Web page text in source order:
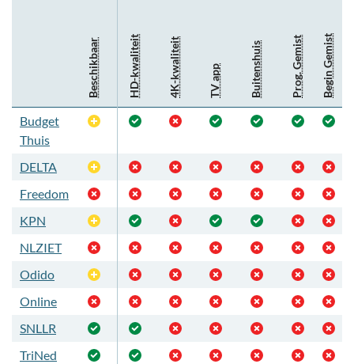
Beschikbaar HD-kwaliteit 4K-kwaliteit TV app Buitenshuis Prog. Gemist Begin Gemist
Budget
Thuis
Optioneel
DELTA
Optioneel
Freedom
KPN
Optioneel
NLZIET
Odido
Optioneel
Online
SNLLR
TriNed